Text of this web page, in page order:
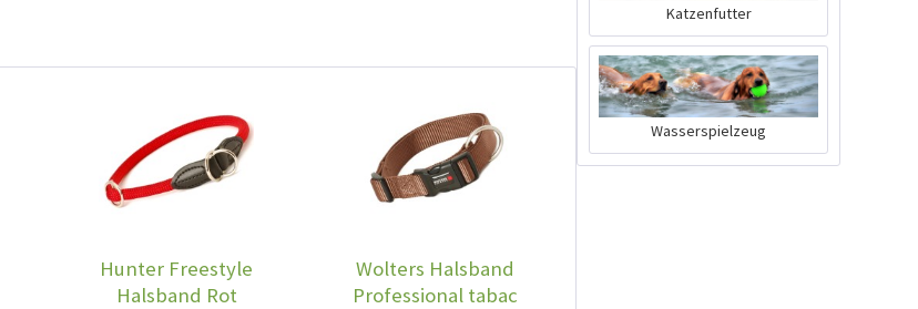
Hunter Freestyle
Halsband Rot
Wolters Halsband
Professional tabac
Ruffwear Web Master
Harness Twilight Gray
Katzenfutter
Wasserspielzeug